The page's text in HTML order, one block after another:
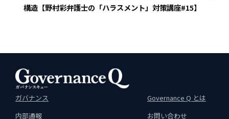
構造【野村彩弁護士の「ハラスメント」対策講座#15】
ガバナンス
内部通報
Governance Q とは
お問い合わせ